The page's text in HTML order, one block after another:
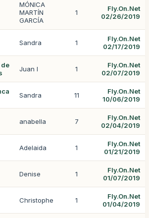
MÓNICA
MARTÍN
GARCÍA
1
Fly.On.Net
02/26/2019
Sandra 1
Fly.On.Net
02/17/2019
de
Juan I 1
Fly.On.Net
02/07/2019
Sandra 11
Fly.On.Net
10/06/2019
anabella 7
Fly.On.Net
02/04/2019
Adelaida 1
Fly.On.Net
01/21/2019
Denise 1
Fly.On.Net
01/07/2019
Christophe 1
Fly.On.Net
01/04/2019